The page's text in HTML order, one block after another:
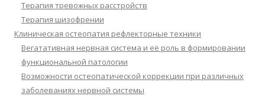
Терапия тревожных расстройств
Терапия шизофрении
Клиническая остеопатия рефлекторные техники
Вегатативная нервная система и её роль в формировании
функциональной патологии
Возможности остеопатической коррекции при различных
заболеваниях нервной системы